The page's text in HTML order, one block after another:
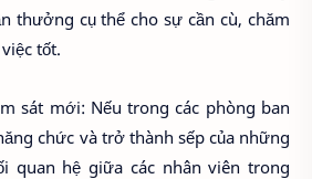
thưởng cụ thể cho sự cần cù, chăm
tốt.
sát mới: Nếu trong các phòng ban
chức và trở thành sếp của những
quan hệ giữa các nhân viên trong